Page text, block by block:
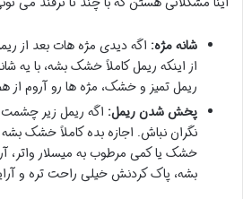
شانه مژه: اگه دیدی مژه هات بعد از
از اینکه ریمل کاملاً خشک بشه، با
ریمل تمیز و خشک، مژه ها رو آروم از
پخش شدن ریمل: اگه ریمل زیر
نگران نباش. اجازه بده کاملاً خشک
خشک یا کمی مرطوب به میسلار
بشه، پاک کردنش خیلی راحت تره و